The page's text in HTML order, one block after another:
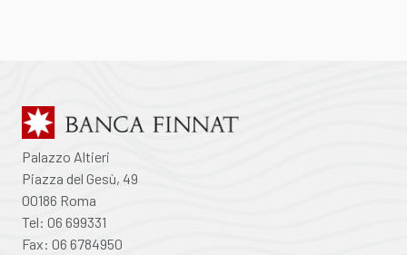
Palazzo Altieri
Piazza del Gesù, 49
00186 Roma
Tel: 06 699331
Fax: 06 6784950